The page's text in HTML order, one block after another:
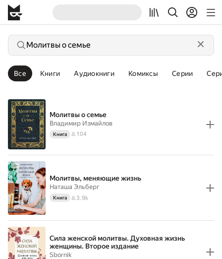
Все Книги Аудиокниги Комиксы Серии
Молитвы о семье
Владимир Измайлов
Книга 104
Молитвы, меняющие жизнь
Наташа Эльберг
Книга 3.9k
Сила женской молитвы. Духовная жизнь
женщины. Второе издание
Sbornik